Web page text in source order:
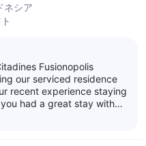
ネシア
our serviced residence
recent experience staying